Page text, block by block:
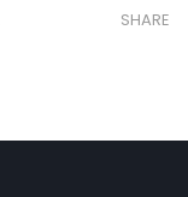
SHARE